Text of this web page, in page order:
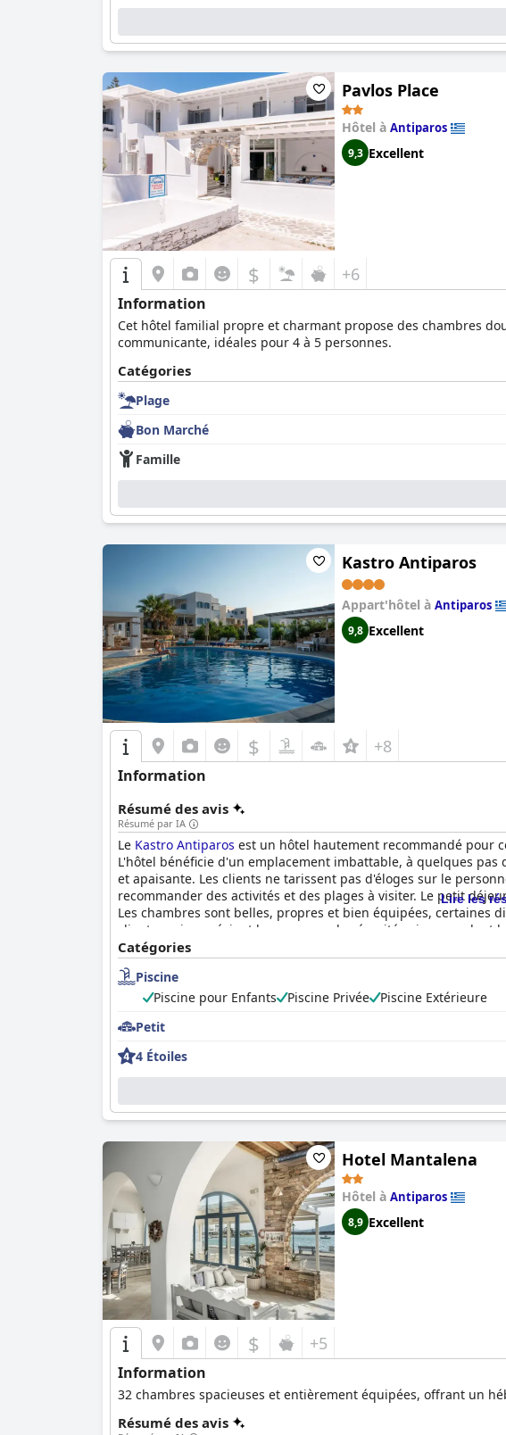
Pavlos Place
Hôtel à Antiparos
9,3 Excellent
$ +6
Information
Cet hôtel familial propre et charmant propose des chambres
communicante, idéales pour 4 à 5 personnes.
Catégories
Plage
Bon Marché
Famille
Kastro Antiparos
Appart'hôtel à Antiparos
9,8 Excellent
$ +8
Information
Résumé des avis
Résumé par IA
Le Kastro Antiparos est un hôtel hautement recommandé pour
L'hôtel bénéficie d'un emplacement imbattable, à quelques
et apaisante. Les clients ne tarissent pas d'éloges sur le
recommander des activités et des plages à visiter. Le petit
Les chambres sont belles, propres et bien équipées, certaines
clients, qui apprécient les mesures de sécurité prises pendant
décrivant comme très agréable, super relaxant et confortable.
magnifique, d'une hospitalité imbattable et d'une atmosphère
magnifique.
Lire les
Catégories
Piscine
Piscine pour Enfants
Piscine Privée
Piscine Extérieure
Petit
4 Étoiles
Hotel Mantalena
Hôtel à Antiparos
8,9 Excellent
$ +5
Information
32 chambres spacieuses et entièrement équipées, offrant un
Résumé des avis